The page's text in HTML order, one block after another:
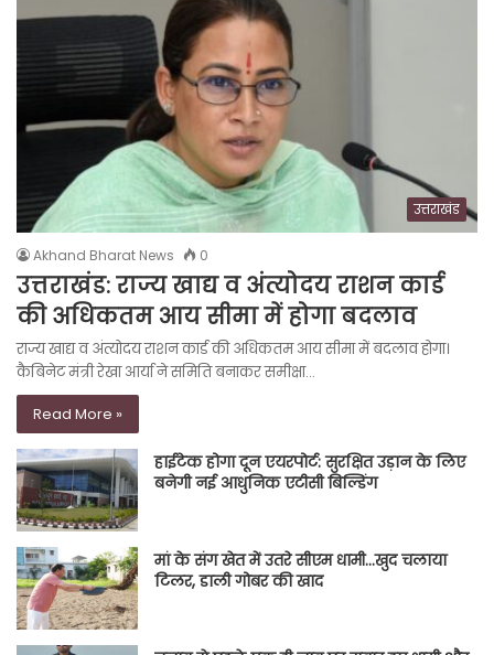
उत्तराखंड
Akhand Bharat News 0
उत्तराखंड: राज्य खाद्य व अंत्योदय राशन कार्ड
की अधिकतम आय सीमा में होगा बदलाव
राज्य खाद्य व अंत्योदय राशन कार्ड की अधिकतम आय सीमा में बदलाव होगा।
कैबिनेट मंत्री रेखा आर्या ने समिति बनाकर समीक्षा…
Read More »
हाईटेक होगा दून एयरपोर्ट: सुरक्षित उड़ान के लिए
बनेगी नई आधुनिक एटीसी बिल्डिंग
मां के संग खेत में उतरे सीएम धामी…खुद चलाया
टिलर, डाली गोबर की खाद